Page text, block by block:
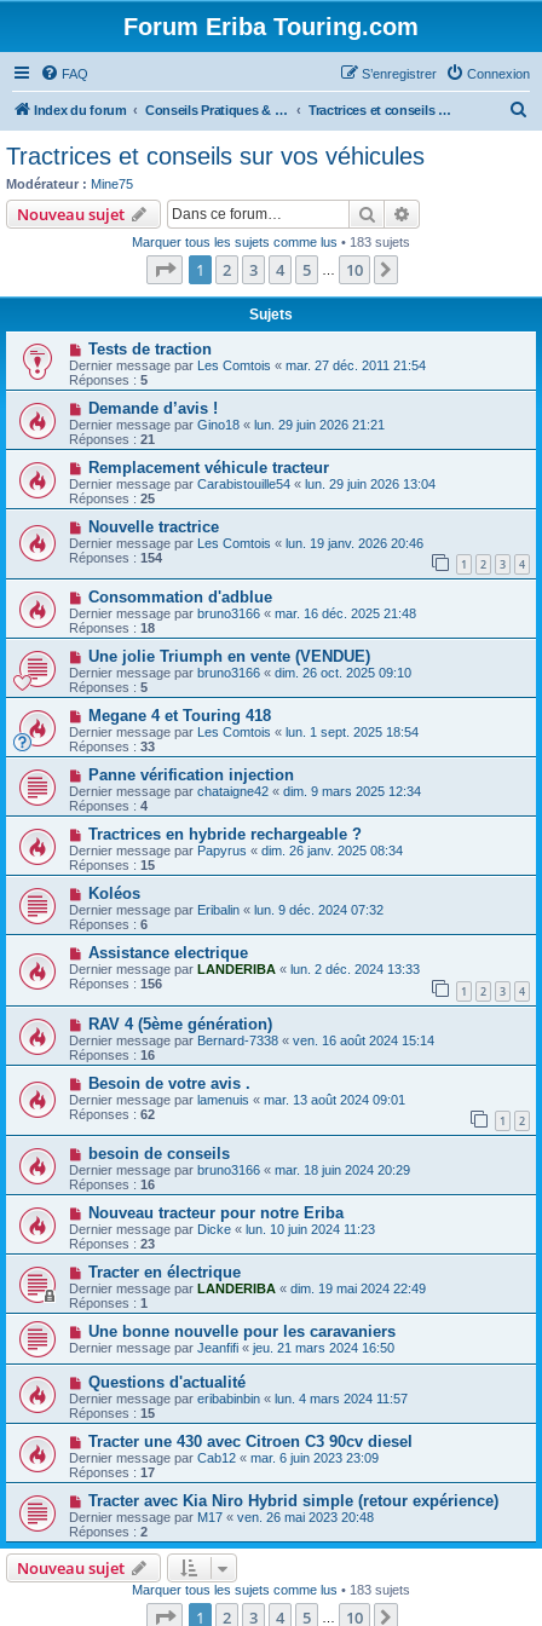
Forum Eriba Touring.com
FAQ Connexion
S’enregistrer
Index du forum Conseils Pratiques & Art de voyager Tractrices et conseils sur vos véhicules
Tractrices et conseils sur vos véhicules
Modérateur : Mine75
Nouveau sujet Rechercher
Marquer tous les sujets comme lus • 183 sujets
Page 1sur10
1 2 3 4 5 10
Sujets
Tests de traction
Dernier message par Les Comtois « mar. 27 déc. 2011 21:54
Réponses : 5
Demande d’avis !
Dernier message par Gino18 « lun. 29 juin 2026 21:21
Réponses : 21
Remplacement véhicule tracteur
Dernier message par Carabistouille54 « lun. 29 juin 2026 13:04
Réponses : 25
Nouvelle tractrice
Dernier message par Les Comtois « lun. 19 janv. 2026 20:46
Réponses : 154 1 2 3 4
Consommation d'adblue
Dernier message par bruno3166 « mar. 16 déc. 2025 21:48
Réponses : 18
Une jolie Triumph en vente (VENDUE)
Dernier message par bruno3166 « dim. 26 oct. 2025 09:10
Réponses : 5
Megane 4 et Touring 418
Dernier message par Les Comtois « lun. 1 sept. 2025 18:54
Réponses : 33
Panne vérification injection
Dernier message par chataigne42 « dim. 9 mars 2025 12:34
Réponses : 4
Tractrices en hybride rechargeable ?
Dernier message par Papyrus « dim. 26 janv. 2025 08:34
Réponses : 15
Koléos
Dernier message par Eribalin « lun. 9 déc. 2024 07:32
Réponses : 6
Assistance electrique
Dernier message par LANDERIBA « lun. 2 déc. 2024 13:33
Réponses : 156 1 2 3 4
RAV 4 (5ème génération)
Dernier message par Bernard-7338 « ven. 16 août 2024 15:14
Réponses : 16
Besoin de votre avis .
Dernier message par lamenuis « mar. 13 août 2024 09:01
Réponses : 62 1 2
besoin de conseils
Dernier message par bruno3166 « mar. 18 juin 2024 20:29
Réponses : 16
Nouveau tracteur pour notre Eriba
Dernier message par Dicke « lun. 10 juin 2024 11:23
Réponses : 23
Tracter en électrique
Dernier message par LANDERIBA « dim. 19 mai 2024 22:49
Réponses : 1
Une bonne nouvelle pour les caravaniers
Dernier message par Jeanfifi « jeu. 21 mars 2024 16:50
Questions d'actualité
Dernier message par eribabinbin « lun. 4 mars 2024 11:57
Réponses : 15
Tracter une 430 avec Citroen C3 90cv diesel
Dernier message par Cab12 « mar. 6 juin 2023 23:09
Réponses : 17
Tracter avec Kia Niro Hybrid simple (retour expérience)
Dernier message par M17 « ven. 26 mai 2023 20:48
Réponses : 2
Nouveau sujet
Marquer tous les sujets comme lus • 183 sujets
Page 1sur10
1 2 3 4 5 … 10